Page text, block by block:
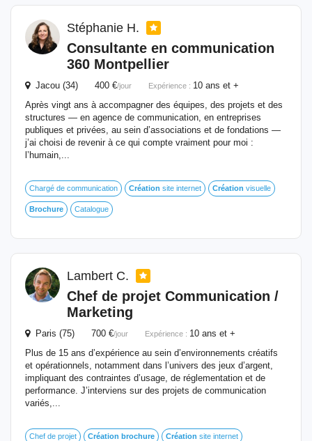
Stéphanie H.
Consultante en communication
360 Montpellier
Jacou (34) 400 €/jour Expérience : 10 ans et +
Après vingt ans à accompagner des équipes, des projets et des
structures — en agence de communication, en entreprises
publiques et privées, au sein d’associations et de fondations —
j’ai choisi de revenir à ce qui compte vraiment pour moi :
l’humain,...
Chargé de communication Création site internet Création visuelle
Brochure Catalogue
Lambert C.
Chef de projet Communication /
Marketing
Paris (75) 700 €/jour Expérience : 10 ans et +
Plus de 15 ans d’expérience au sein d’environnements créatifs
et opérationnels, notamment dans l’univers des jeux d’argent,
impliquant des contraintes d’usage, de réglementation et de
performance. J’interviens sur des projets de communication
variés,...
Chef de projet Création brochure Création site internet